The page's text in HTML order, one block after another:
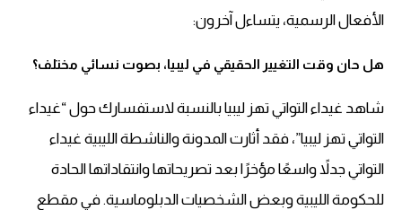
الأفعال الرسمية، يتساءل آخرون:
هل حان وقت التغيير الحقيقي في ليبيا، بصوت نسائي مختلف؟
شاهد غيداء التواتي تهز ليبيا بالنسبة لاستفسارك حول “غيداء
التواتي تهز ليبيا”، فقد أثارت المدونة والناشطة الليبية غيداء
التواتي جدلاً واسعًا مؤخرًا بعد تصريحاتها وانتقاداتها الحادة
للحكومة الليبية وبعض الشخصيات الدبلوماسية. في مقطع